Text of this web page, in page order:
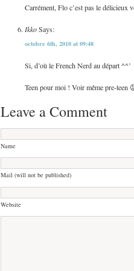
Carrément, Flo c’est pas le délicieux
IkkoSays:
octobre 6th, 2010 at 09:48
Si, d’où le French Nerd au départ ^^’
Teen pour moi ! Voir même pre-teen
Leave a Comment
Name
Mail (will not be published)
Website